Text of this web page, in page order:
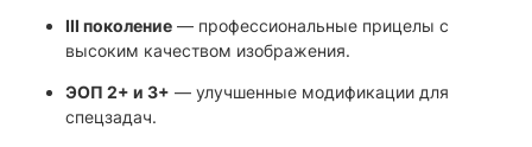
III поколение — профессиональные прицелы с
высоким качеством изображения.
ЭОП 2+ и 3+ — улучшенные модификации для
спецзадач.